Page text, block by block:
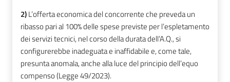
2)L’offerta economica del concorrente che preveda un
ribasso pari al 100% delle spese previste per l’espletamento
dei servizi tecnici, nel corso della durata dell’A.Q., si
configurerebbe inadeguata e inaffidabile e, come tale,
presunta anomala, anche alla luce del principio dell’equo
compenso (Legge 49/2023).